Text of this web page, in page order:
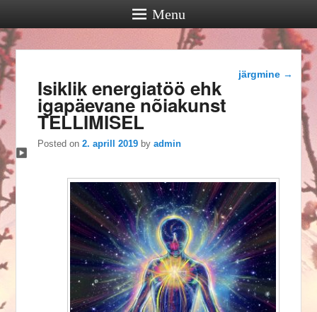
Menu
Post
navigation
järgmine →
Isiklik energiatöö ehk
igapäevane nõiakunst
TELLIMISEL
Posted on2. aprill 2019 byadmin